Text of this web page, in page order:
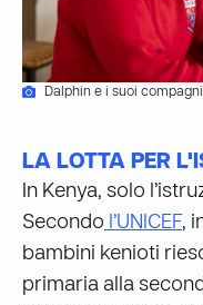
Dalphin e i suoi
LA LOTTA PER
In Kenya, solo
Secondo l’UNICEF,
bambini kenioti
primaria alla